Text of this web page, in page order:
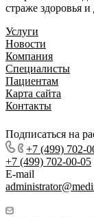
страже здоровья и
Услуги
Новости
Компания
Специалисты
Пациентам
Карта сайта
Контакты
Подписаться на
+7 (499) 702-
+7 (499) 702-00-05
E-mail